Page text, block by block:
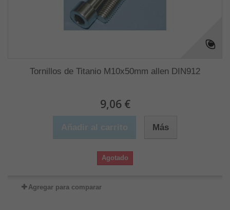
Tornillos de Titanio M10x50mm allen DIN912
9,06 €
Más
Agotado
Agregar para comparar